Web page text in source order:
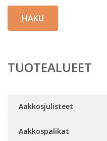
HAKU
TUOTEALUEET
Aakkosjulisteet
Aakkospalikat